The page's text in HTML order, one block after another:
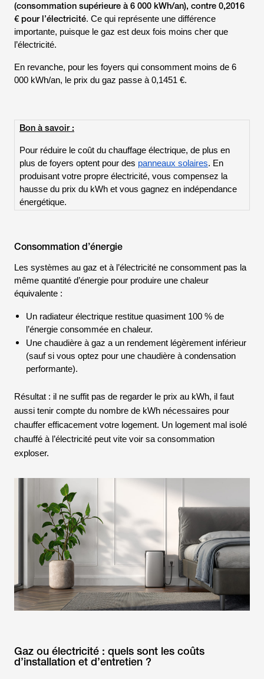
(consommation supérieure à 6 000 kWh/an), contre 0,2016
€ pour l’électricité. Ce qui représente une différence
importante, puisque le gaz est deux fois moins cher que
l’électricité.
En revanche, pour les foyers qui consomment moins de 6
000 kWh/an, le prix du gaz passe à 0,1451 €.
Bon à savoir :
Pour réduire le coût du chauffage électrique, de plus en
plus de foyers optent pour des panneaux solaires. En
produisant votre propre électricité, vous compensez la
hausse du prix du kWh et vous gagnez en indépendance
énergétique.
Consommation d’énergie
Les systèmes au gaz et à l’électricité ne consomment pas la
même quantité d’énergie pour produire une chaleur
équivalente :
Un radiateur électrique restitue quasiment 100 % de
l’énergie consommée en chaleur.
Une chaudière à gaz a un rendement légèrement inférieur
(sauf si vous optez pour une chaudière à condensation
performante).
Résultat : il ne suffit pas de regarder le prix au kWh, il faut
aussi tenir compte du nombre de kWh nécessaires pour
chauffer efficacement votre logement. Un logement mal isolé
chauffé à l’électricité peut vite voir sa consommation
exploser.
Gaz ou électricité : quels sont les coûts
d’installation et d’entretien ?